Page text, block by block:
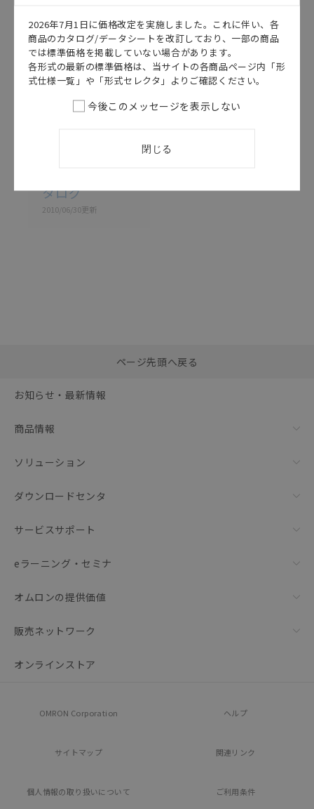
ものであり、変更・改定させていただいている可能性
があります。改めて当サイトの掲載内容をご確認のう
え、ご用命下さいますようお願いいたします。
タログ
2010/06/30更新
括ダウンロード
ページ先頭へ戻る
お知らせ・最新情報
商品情報
ソリューション
ダウンロードセンタ
サービスサポート
eラーニング・セミナ
オムロンの提供価値
販売ネットワーク
オンラインストア
OMRON Corporation ヘルプ
サイトマップ 関連リンク
個人情報の取り扱いについて ご利用条件
2026年7月1日に価格改定を実施しました。これに伴い、各
商品のカタログ/データシートを改訂しており、一部の商品
では標準価格を掲載していない場合があります。
各形式の最新の標準価格は、当サイトの各商品ページ内「形
式仕様一覧」や「形式セレクタ」よりご確認ください。
今後このメッセージを表示しない
閉じる